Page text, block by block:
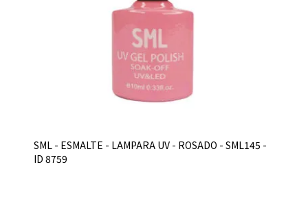
SML - ESMALTE - LAMPARA UV - ROSADO - SML145 -
ID 8759